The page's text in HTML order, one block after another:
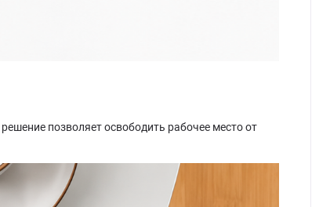
позволяет освободить рабочее место от